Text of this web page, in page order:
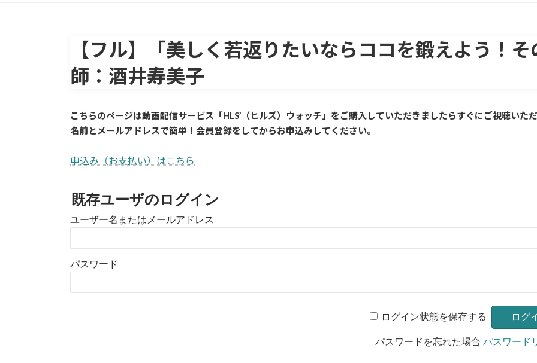
【フル】「美しく若返りたいならココを鍛えよう！
師：酒井寿美子
こちらのページは動画配信サービス「HLS’（ヒルズ）ウォッチ」をご購入していただきましたらすぐに ご視聴いただ
名前とメールアドレスで簡単！会員登録をしてからお申込みしてください。
申込み（お支払い）はこちら
既存ユーザのログイン
ユーザー名またはメールアドレス
パスワード
ログイン状態を保存する
パスワードを忘れた場合 パスワード